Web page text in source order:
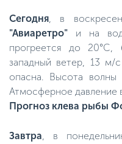
Сегодня, в
"Авиаретро" и на
прогреется до 20°C,
западный ветер, 13 м/
опасна. Высота
Атмосферное давление
Прогноз клева рыбы
Завтра, в